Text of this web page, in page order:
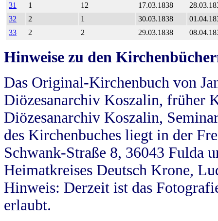
31
1 12 17.03.1838
32
2 1 30.03.1838
33
2 2 29.03.1838
Hinweise zu den
Das Original-Kirchenbuch von
Diözesanarchiv Koszalin, früher
Diözesanarchiv Koszalin,
des Kirchenbuches liegt in der
Schwank-Straße 8, 36043 Fulda
Heimatkreises Deutsch Krone,
Hinweis: Derzeit ist das
erlaubt.